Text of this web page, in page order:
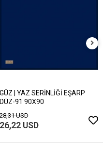
GÜZ | YAZ SERİNLİĞİ EŞARP
DÜZ-91 90X90
28,31 USD
26,22 USD